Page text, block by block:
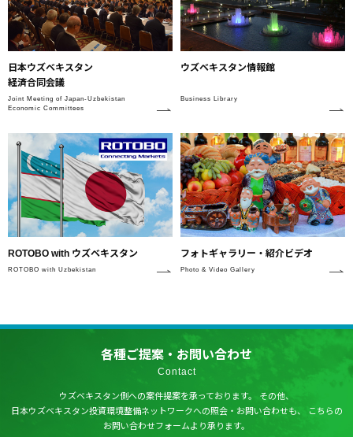
日本ウズベキスタン
経済合同会議
Joint Meeting of Japan-Uzbekistan
Economic Committees
ウズベキスタン情報館
Business Library
ROTOBO with ウズベキスタン
ROTOBO with Uzbekistan
フォトギャラリー・紹介ビデオ
Photo & Video Gallery
各種ご提案・お問い合わせ
Contact
ウズベキスタン側への案件提案を承っております。
その他、
日本ウズベキスタン投資環境整備ネットワークへの照会・お問い合わせも、
こちらの
お問い合わせフォームより承ります。